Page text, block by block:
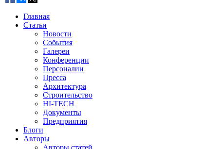
Главная
Статьи
Новости
События
Галереи
Конференции
Персоналии
Пресса
Архитектура
Строительство
HI-TECH
Документы
Предприятия
Блоги
Авторы
Авторы статей